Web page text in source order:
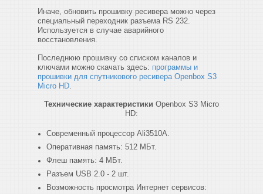
Иначе, обновить прошивку ресивера можно через
специальный переходник разъема RS 232.
Используется в случае аварийного
восстановления.
Последнюю прошивку со списком каналов и
ключами можно скачать здесь: программы и
прошивки для спутникового ресивера Openbox S3
Micro HD.
Технические характеристики Openbox S3 Micro
HD:
Современный процессор Ali3510A.
Оперативная память: 512 МБт.
Флеш память: 4 МБт.
Разъем USB 2.0 - 2 шт.
Возможность просмотра Интернет сервисов: